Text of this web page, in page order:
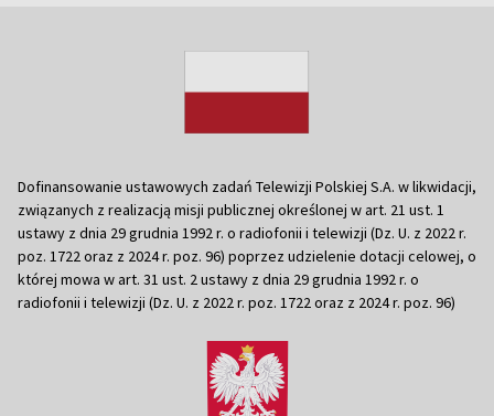
Dofinansowanie ustawowych zadań Telewizji Polskiej S.A. w likwidacji,
związanych z realizacją misji publicznej określonej w art. 21 ust. 1
ustawy z dnia 29 grudnia 1992 r. o radiofonii i telewizji (Dz. U. z 2022 r.
poz. 1722 oraz z 2024 r. poz. 96) poprzez udzielenie dotacji celowej, o
której mowa w art. 31 ust. 2 ustawy z dnia 29 grudnia 1992 r. o
radiofonii i telewizji (Dz. U. z 2022 r. poz. 1722 oraz z 2024 r. poz. 96)